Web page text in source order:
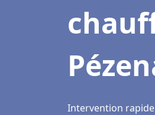
Intervention rapide